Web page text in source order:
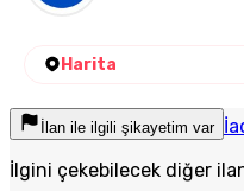
Harita
İlan ile ilgili şikayetim var
İlgini çekebilecek diğer